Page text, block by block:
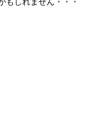
もしれません・・・